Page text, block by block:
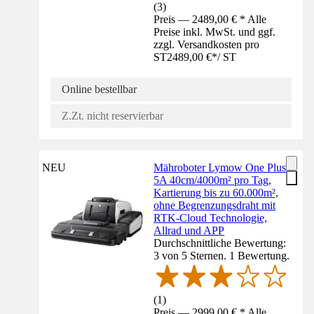
(3)
Preis — 2489,00 € * Alle
Preise inkl. MwSt. und ggf.
zzgl. Versandkosten pro
ST2489,00 €*/ ST
Online bestellbar
Z.Zt. nicht reservierbar
NEU
Mähroboter Lymow One Plus
5A 40cm/4000m² pro Tag,
Kartierung bis zu 60.000m²,
ohne Begrenzungsdraht mit
RTK-Cloud Technologie,
Allrad und APP
Durchschnittliche Bewertung:
3 von 5 Sternen. 1 Bewertung.
(1)